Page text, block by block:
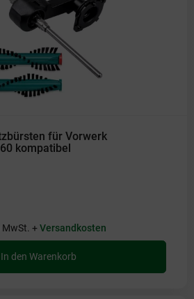
für Vorwerk
kompatibel
MwSt. +Versandkosten
In den Warenkorb